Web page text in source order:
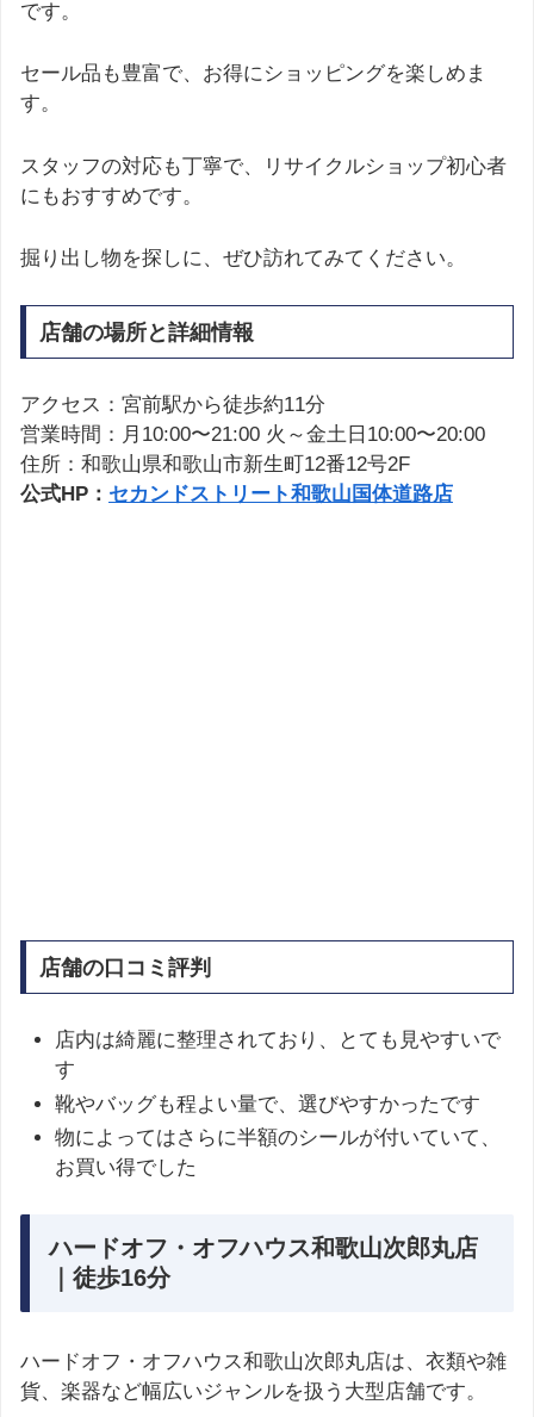
です。
セール品も豊富で、お得にショッピングを楽しめま
す。
スタッフの対応も丁寧で、リサイクルショップ初心者
にもおすすめです。
掘り出し物を探しに、ぜひ訪れてみてください。
店舗の場所と詳細情報
アクセス：宮前駅から徒歩約11分
営業時間：月10:00〜21:00 火～金土日10:00〜20:00
住所：和歌山県和歌山市新生町12番12号2F
公式HP： セカンドストリート和歌山国体道路店
店舗の口コミ評判
店内は綺麗に整理されており、とても見やすいで
す
靴やバッグも程よい量で、選びやすかったです
物によってはさらに半額のシールが付いていて、
お買い得でした
ハードオフ・オフハウス和歌山次郎丸店
｜徒歩16分
ハードオフ・オフハウス和歌山次郎丸店は、衣類や雑
貨、楽器など幅広いジャンルを扱う大型店舗です。